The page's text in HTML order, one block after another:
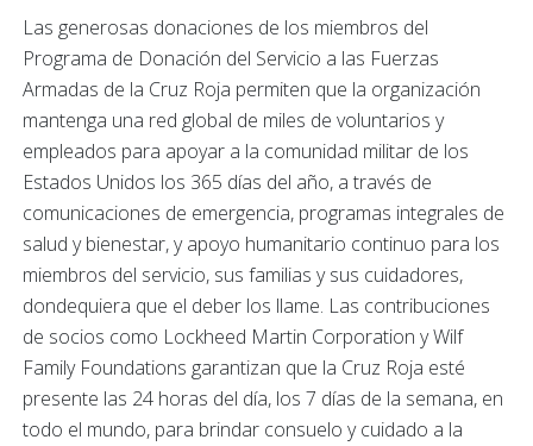
Las generosas donaciones de los miembros del
Programa de Donación del Servicio a las Fuerzas
Armadas de la Cruz Roja permiten que la organización
mantenga una red global de miles de voluntarios y
empleados para apoyar a la comunidad militar de los
Estados Unidos los 365 días del año, a través de
comunicaciones de emergencia, programas integrales de
salud y bienestar, y apoyo humanitario continuo para los
miembros del servicio, sus familias y sus cuidadores,
dondequiera que el deber los llame. Las contribuciones
de socios como Lockheed Martin Corporation y Wilf
Family Foundations garantizan que la Cruz Roja esté
presente las 24 horas del día, los 7 días de la semana, en
todo el mundo, para brindar consuelo y cuidado a la